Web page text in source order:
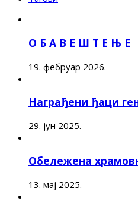
О Б А В Е Ш Т Е Њ Е
19. фебруар 2026.
Награђени ђаци
29. јун 2025.
Обележена
13. мај 2025.